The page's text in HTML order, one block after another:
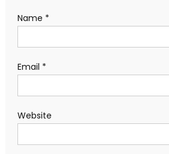
Name *
Email *
Website